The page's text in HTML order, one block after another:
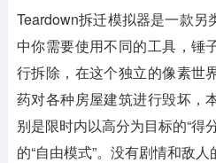
安卓其它
Teardown拆迁模拟器是一款
中你需要使用不同的工具，锤
行拆除，在这个独立的像素世
药对各种房屋建筑进行毁坏，
别是限时内以高分为目标的“得
的“自由模式”。没有剧情和敌